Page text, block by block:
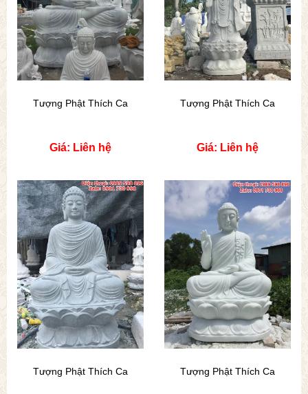
Tượng Phật Thích Ca
Giá: Liên hệ
Tượng Phật Thích Ca
Giá: Liên hệ
Tượng Phật Thích Ca Tượng Phật Thích Ca